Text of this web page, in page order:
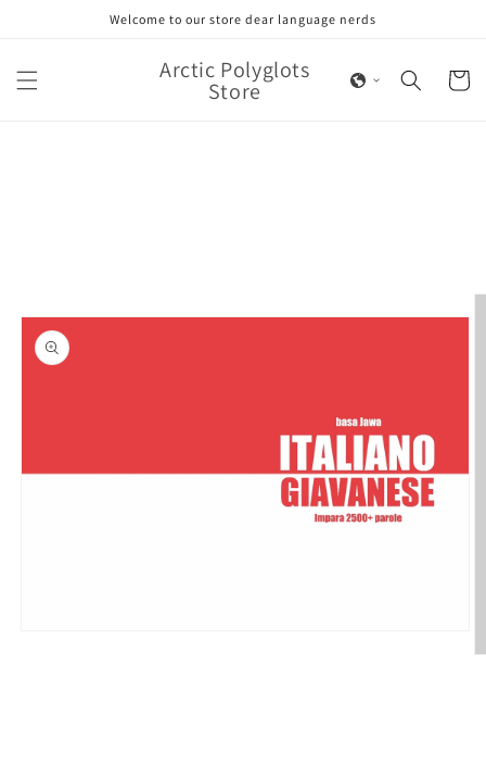
Welcome to our store dear language nerds
Arctic Polyglots
Store Cart